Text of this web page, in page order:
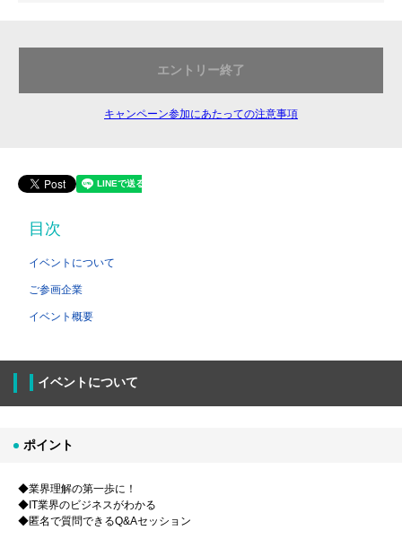
エントリー終了
キャンペーン参加にあたっての注意事項
目次
イベントについて
ご参画企業
イベント概要
イベントについて
ポイント
◆業界理解の第一歩に！
◆IT業界のビジネスがわかる
◆匿名で質問できるQ&Aセッション